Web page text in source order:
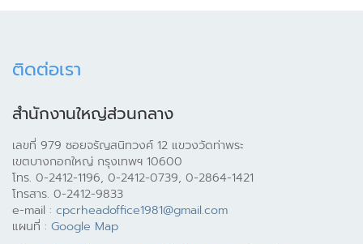
ติดต่อเรา
สำนักงานใหญ่ส่วนกลาง
เลขที่ 979 ซอยจรัญสนิทวงศ์ 12 แขวงวัดท่าพระ
เขตบางกอกใหญ่ กรุงเทพฯ 10600
โทร. 0-2412-1196, 0-2412-0739, 0-2864-1421
โทรสาร. 0-2412-9833
e-mail : cpcrheadoffice1981@gmail.com
แผนที่ : Google Map